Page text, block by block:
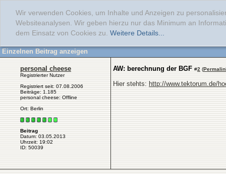
Wir verwenden Cookies, um Inhalte und Anzeigen zu
Websiteanalysen. Wir geben hierzu nur das Minimum an
dem Einsatz von Cookies zu. Weitere Details...
Einzelnen Beitrag anzeigen
personal cheese
Registrierter Nutzer
Registriert seit: 07.08.2006
Beiträge: 1.185
personal cheese: Offline
Ort: Berlin
Beitrag
Datum: 03.05.2013
Uhrzeit: 19:02
ID: 50039
AW: berechnung der BGF #2 (
Hier stehts: http://www.tektorum.de/